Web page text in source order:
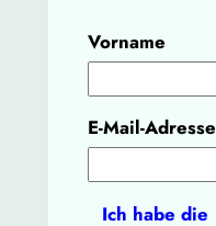
Vorname
E-Mail-Adresse
Ich habe die